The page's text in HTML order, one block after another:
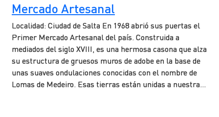
Mercado Artesanal
Localidad: Ciudad de Salta En 1968 abrió sus puertas el
Primer Mercado Artesanal del país. Construida a
mediados del siglo XVIII, es una hermosa casona que alza
su estructura de gruesos muros de adobe en la base de
unas suaves ondulaciones conocidas con el nombre de
Lomas de Medeiro. Esas tierras están unidas a nuestra…